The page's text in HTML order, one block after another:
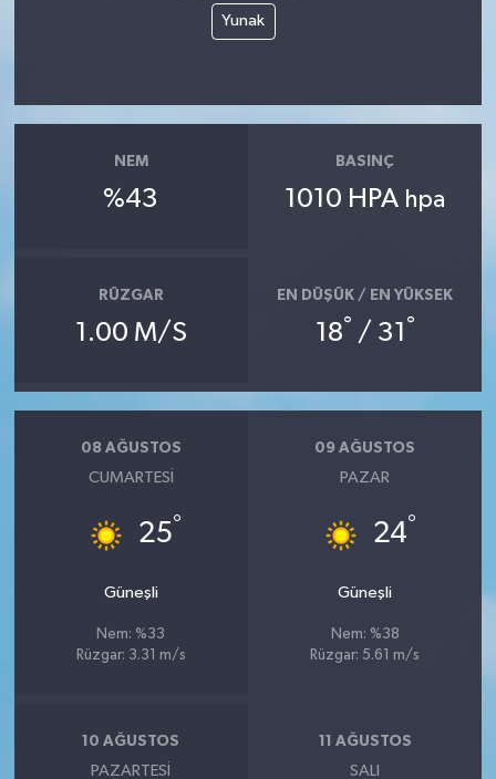
Yunak
NEM
%43
BASINÇ
1010 HPA hpa
RÜZGAR
1.00 M/S
EN DÜŞÜK / EN YÜKSEK
18° / 31 °
08 AĞUSTOS
CUMARTESI
25°
Güneşli
Nem: %33
Rüzgar: 3.31 m/s
09 AĞUSTOS
PAZAR
24°
Güneşli
Nem: %38
Rüzgar: 5.61 m/s
10 AĞUSTOS
PAZARTESI
11 AĞUSTOS
SALI